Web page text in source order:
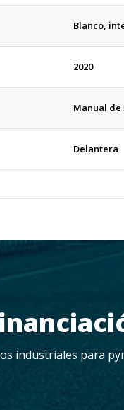
Blanco,
2020
Manual de
Delantera
industriales para